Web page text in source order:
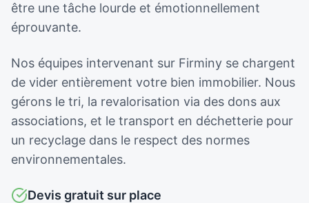
être une tâche lourde et émotionnellement
éprouvante.
Nos équipes intervenant sur Firminy se chargent
de vider entièrement votre bien immobilier. Nous
gérons le tri, la revalorisation via des dons aux
associations, et le transport en déchetterie pour
un recyclage dans le respect des normes
environnementales.
Devis gratuit sur place